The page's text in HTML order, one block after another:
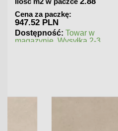
Cena za paczkę:
947.52 PLN
Dostępność: Towar w
magazynie. Wysyłka 2-3